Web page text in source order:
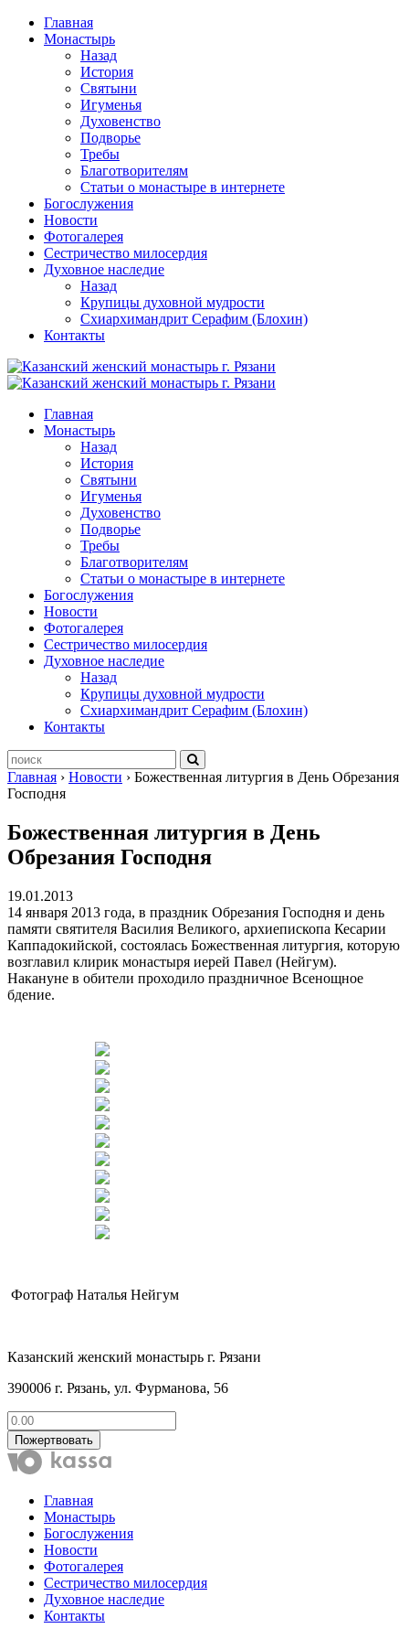
Перейти
содержимому
Главная
Монастырь
Назад
История
Святыни
Игуменья
Духовенство
Подворье
Требы
Благотворителям
Статьи о монастыре в интернете
Богослужения
Новости
Фотогалерея
Сестричество милосердия
Духовное наследие
Назад
Крупицы духовной мудрости
Схиархимандрит Серафим (Блохин)
Контакты
Главная
Монастырь
Назад
История
Святыни
Игуменья
Духовенство
Подворье
Требы
Благотворителям
Статьи о монастыре в интернете
Богослужения
Новости
Фотогалерея
Сестричество милосердия
Духовное наследие
Назад
Крупицы духовной мудрости
Схиархимандрит Серафим (Блохин)
Контакты
Главная › Новости › Божественная литургия в День Обрезания
Господня
Божественная литургия в День
Обрезания Господня
19.01.2013
14 января 2013 года, в праздник Обрезания Господня и день
памяти святителя Василия Великого, архиепископа Кесарии
Каппадокийской, состоялась Божественная литургия, которую
возглавил клирик монастыря иерей Павел (Нейгум).
Накануне в обители проходило праздничное Всенощное
бдение.
Фотограф Наталья Нейгум
Казанский женский монастырь г. Рязани
390006 г. Рязань, ул. Фурманова, 56
Пожертвовать
Главная
Монастырь
Богослужения
Новости
Фотогалерея
Сестричество милосердия
Духовное наследие
Контакты